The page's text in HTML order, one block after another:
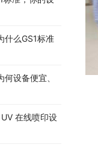
什么GS1标准
设备便宜、
在线喷印设